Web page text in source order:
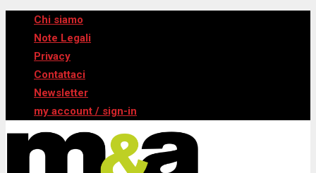
Chi siamo
Note Legali
Privacy
Contattaci
Newsletter
my account / sign-in